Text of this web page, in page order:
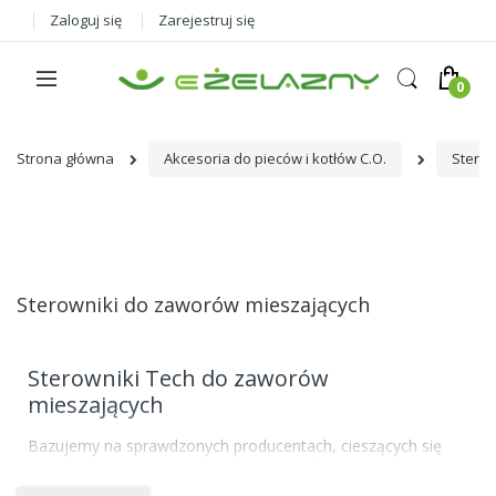
Zaloguj się Zarejestruj się
Strona główna Akcesoria do pieców i kotłów C.O.
Sterowniki do zaworów mieszających
Sterowniki Tech do zaworów
mieszających
Bazujemy na sprawdzonych producentach, cieszących się